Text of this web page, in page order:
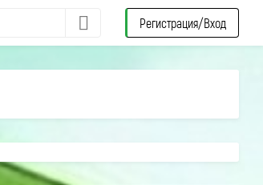
Регистрация/Вход